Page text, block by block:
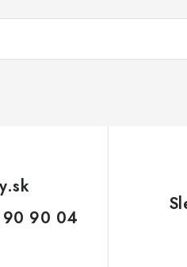
90 04